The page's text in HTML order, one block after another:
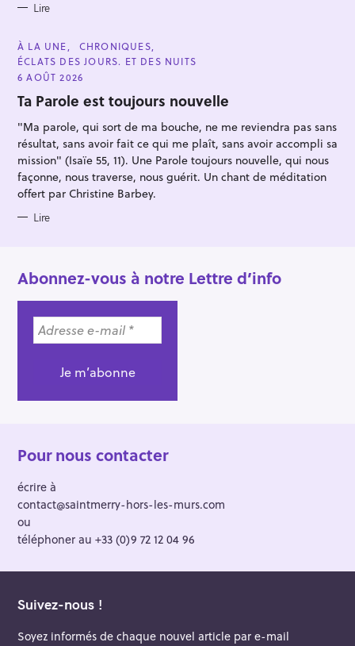
Lire
C
A
T
E
O
R
E
À LA UNE
CHRONIQUES
ÉCLATS DES JOURS. ET DES NUITS
6 AOÛT 2026
Ta Parole est toujours nouvelle
"Ma parole, qui sort de ma bouche, ne me reviendra pas sans
résultat, sans avoir fait ce qui me plaît, sans avoir accompli sa
mission" (Isaïe 55, 11). Une Parole toujours nouvelle, qui nous
façonne, nous traverse, nous guérit. Un chant de méditation
offert par Christine Barbey.
Lire
Abonnez-vous à notre Lettre d’info
Pour nous contacter
écrire à
contact@saintmerry-hors-les-murs.com
ou
téléphoner au +33 (0)9 72 12 04 96
Suivez-nous !
Soyez informés de chaque nouvel article par e-mail